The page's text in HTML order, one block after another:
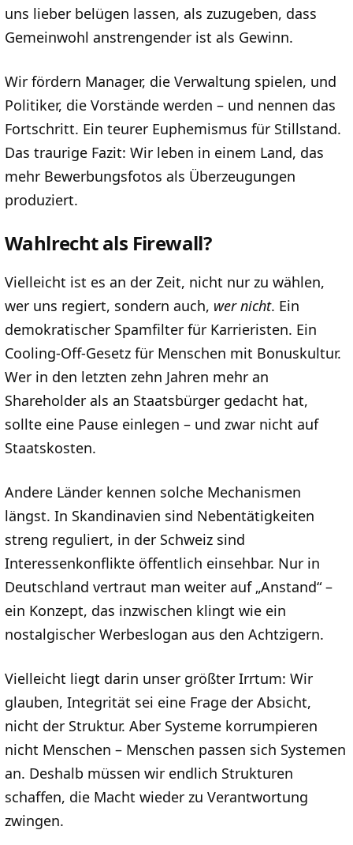
uns lieber belügen lassen, als zuzugeben, dass
Gemeinwohl anstrengender ist als Gewinn.
Wir fördern Manager, die Verwaltung spielen, und
Politiker, die Vorstände werden – und nennen das
Fortschritt. Ein teurer Euphemismus für Stillstand.
Das traurige Fazit: Wir leben in einem Land, das
mehr Bewerbungsfotos als Überzeugungen
produziert.
Wahlrecht als Firewall?
Vielleicht ist es an der Zeit, nicht nur zu wählen,
wer uns regiert, sondern auch, wer nicht. Ein
demokratischer Spamfilter für Karrieristen. Ein
Cooling-Off-Gesetz für Menschen mit Bonuskultur.
Wer in den letzten zehn Jahren mehr an
Shareholder als an Staatsbürger gedacht hat,
sollte eine Pause einlegen – und zwar nicht auf
Staatskosten.
Andere Länder kennen solche Mechanismen
längst. In Skandinavien sind Nebentätigkeiten
streng reguliert, in der Schweiz sind
Interessenkonflikte öffentlich einsehbar. Nur in
Deutschland vertraut man weiter auf „Anstand“ –
ein Konzept, das inzwischen klingt wie ein
nostalgischer Werbeslogan aus den Achtzigern.
Vielleicht liegt darin unser größter Irrtum: Wir
glauben, Integrität sei eine Frage der Absicht,
nicht der Struktur. Aber Systeme korrumpieren
nicht Menschen – Menschen passen sich Systemen
an. Deshalb müssen wir endlich Strukturen
schaffen, die Macht wieder zu Verantwortung
zwingen.